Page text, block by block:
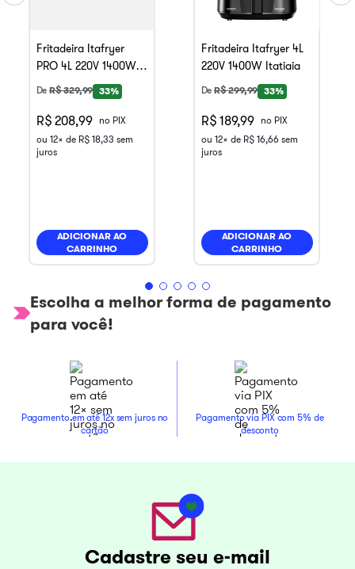
Fritadeira Itafryer
PRO 4L 220V 1400W
Itatiaia
DeR$329,99 33%
R$ 208,99
no PIX
ou 12x de R$ 18,33 sem
juros
ADICIONAR AO
CARRINHO
Fritadeira Itafryer 4L
220V 1400W Itatiaia
DeR$299,99 33%
R$ 189,99
no PIX
ou 12x de R$ 16,66 sem
juros
ADICIONAR AO
CARRINHO
Escolha a melhor forma de pagamento
para você!
Pagamento em até 12x sem juros no
cartão
Pagamento via PIX com 5% de
desconto
Cadastre seu e-mail